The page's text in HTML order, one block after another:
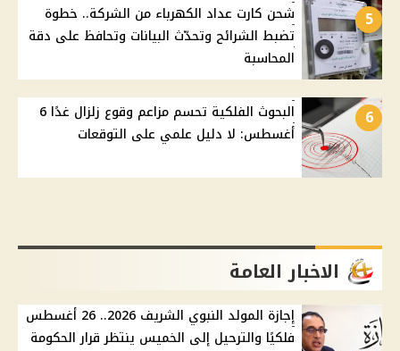
5
شحن كارت عداد الكهرباء من الشركة.. خطوة
تضبط الشرائح وتحدّث البيانات وتحافظ على دقة
المحاسبة
6
البحوث الفلكية تحسم مزاعم وقوع زلزال غدًا 6
أغسطس: لا دليل علمي على التوقعات
الاخبار العامة
إجازة المولد النبوي الشريف 2026.. 26 أغسطس
فلكيًا والترحيل إلى الخميس ينتظر قرار الحكومة